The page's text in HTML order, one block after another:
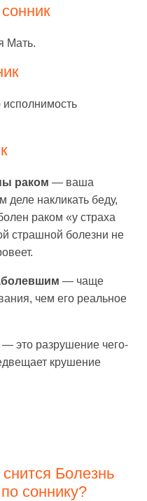
Мать.
раком — ваша
деле накликать беду,
раком «у страха
страшной болезни не
— чаще
чем его реальное
— это разрушение чего-
крушение
Болезнь
соннику?